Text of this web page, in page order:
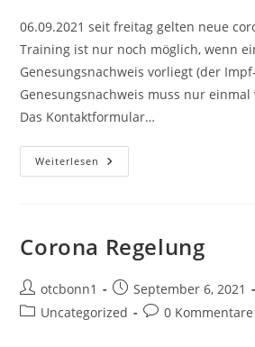
06.09.2021 seit freitag gelten neue
Training ist nur noch möglich, wenn
Genesungsnachweis vorliegt (der
Genesungsnachweis muss nur
Das Kontaktformular…
Weiterlesen Seit
Freitag
Bonn
Neue
Corona-
Corona Regelung
Beitrags-
Autor:
otcbonn1
Beitrag
veröffentlicht:
September 6, 2021
Beitrags-
Uncategorized
Beitrags-
0 Kommentare